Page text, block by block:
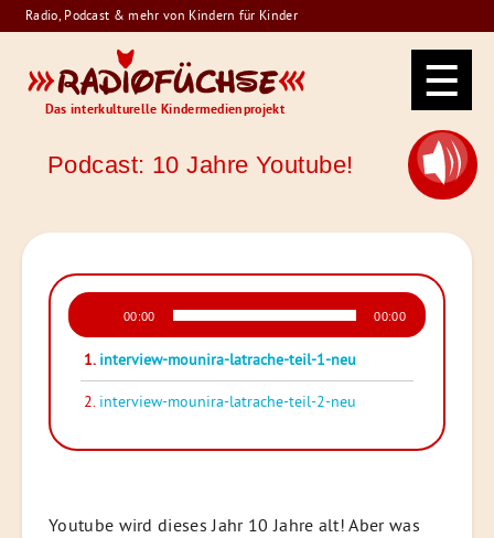
Skip
to
Radio, Podcast & mehr von Kindern für Kinder
Radiofüchse
Das interkulturelle Kindermedienprojekt
Podcast: 10 Jahre Youtube!
Audio-
Player
00:00 00:00
1. interview-mounira-latrache-teil-1-neu
2. interview-mounira-latrache-teil-2-neu
Youtube wird dieses Jahr 10 Jahre alt! Aber was